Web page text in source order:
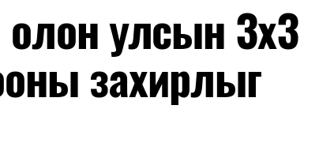
олон улсын 3х3
захирлыг